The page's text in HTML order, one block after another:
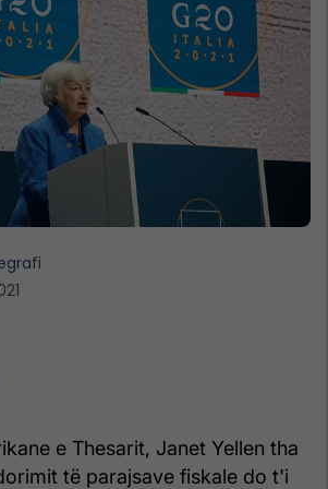
e Thesarit, Janet Yellen tha
të parajsave fiskale do t'i